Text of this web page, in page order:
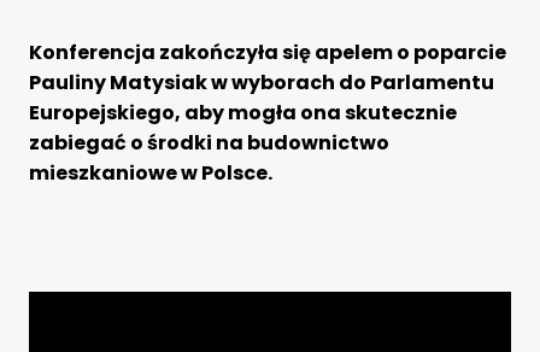
Konferencja zakończyła się apelem o poparcie
Pauliny Matysiak w wyborach do Parlamentu
Europejskiego, aby mogła ona skutecznie
zabiegać o środki na budownictwo
mieszkaniowe w Polsce.